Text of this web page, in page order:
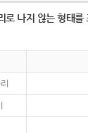
로 나지 않는 형태를